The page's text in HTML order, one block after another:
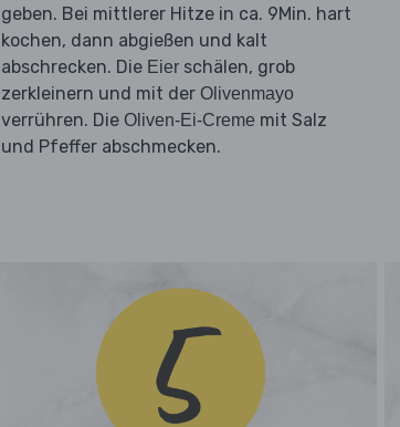
geben. Bei mittlerer Hitze in ca. 9Min. hart
kochen, dann abgießen und kalt
abschrecken. Die Eierschälen, grob
zerkleinern und mit der Olivenmayo
verrühren. Die Oliven-Ei-Creme mit Salz
und Pfeffer abschmecken.